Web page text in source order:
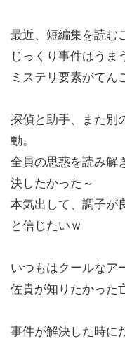
最近、短編集を読む
じっくり事件はうま
ミステリ要素がてん
探偵と助手、また別
動。
全員の思惑を読み解
決したかった～
本気出して、調子が
と信じたいｗ
いつもはクールなア
佐貴が知りたかった
事件が解決した時に